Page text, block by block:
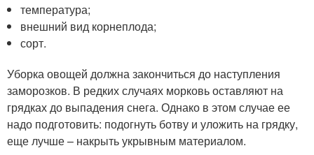
температура;
внешний вид корнеплода;
сорт.
Уборка овощей должна закончиться до наступления
заморозков. В редких случаях морковь оставляют на
грядках до выпадения снега. Однако в этом случае ее
надо подготовить: подогнуть ботву и уложить на грядку,
еще лучше – накрыть укрывным материалом.